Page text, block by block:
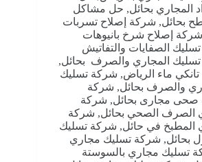
المجاري بحائل, حل مشاكل
بحائل, شركة إصلاح تسربات
شركة إصلاح شرخ بانيوهات
الصفايات والتفاتيش
المجاري والصرف بحائل,
ماء الرياض, شركة تسليك
والصرف بحائل, شركة
مجارى بحائل, شركة
الصرف الصحي بحائل, شركة
المطبخ في حائل, شركة تسليك
بحائل, شركة تسليك مجاري
تسليك مجاري بالسوستة